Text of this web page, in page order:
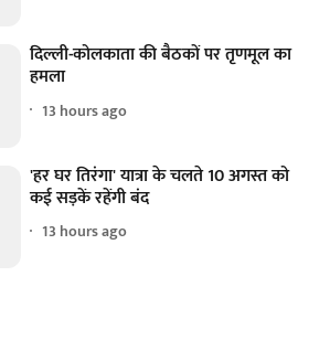
दिल्ली-कोलकाता की बैठकों पर तृणमूल का
हमला
13 hours ago
'हर घर तिरंगा' यात्रा के चलते 10 अगस्त को
कई सड़कें रहेंगी बंद
13 hours ago